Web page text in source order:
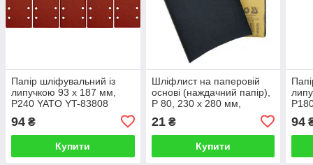
Папір шліфувальний із
липучкою 93 х 187 мм,
Р240 YATO YT-83808
94 ₴
Купити
Шліфлист на паперовій
основі (наждачний папір),
P 80, 230 х 280 мм,
водостійкий YATO YT-8401
21₴
Купити
94